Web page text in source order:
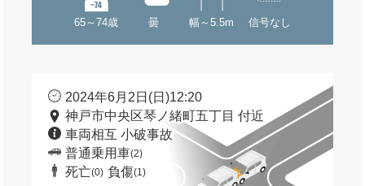
65～74歳 曇 幅～5.5m 信号なし
2024年6月2日(日)12:20
神戸市中央区琴ノ緒町五丁目 付近
車両相互 小破事故
普通乗用車(2)
死亡(0) 負傷(1)